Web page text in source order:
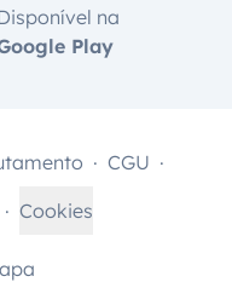
na
Play
CGU
Cookies